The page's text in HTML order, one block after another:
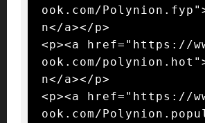
ook.com/
n</a></p>
<p><a href="https://
ook.com/
n</a></p>
<p><a href="https://
ook.com/